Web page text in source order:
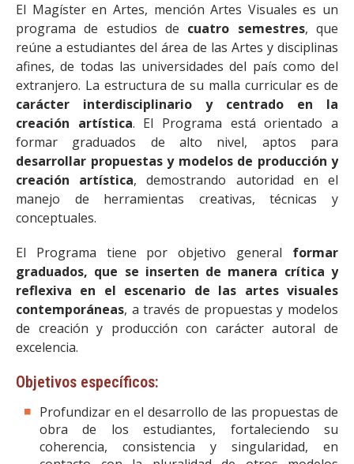
El Magíster en Artes, mención Artes Visuales es un
programa de estudios de cuatro semestres, que
reúne a estudiantes del área de las Artes y disciplinas
afines, de todas las universidades del país como del
extranjero. La estructura de su malla curricular es de
carácter interdisciplinario y centrado en la
creación artística. El Programa está orientado a
formar graduados de alto nivel, aptos para
desarrollar propuestas y modelos de producción y
creación artística, demostrando autoridad en el
manejo de herramientas creativas, técnicas y
conceptuales.
El Programa tiene por objetivo general formar
graduados, que se inserten de manera crítica y
reflexiva en el escenario de las artes visuales
contemporáneas, a través de propuestas y modelos
de creación y producción con carácter autoral de
excelencia.
Objetivos específicos:
Profundizar en el desarrollo de las propuestas de
obra de los estudiantes, fortaleciendo su
coherencia, consistencia y singularidad, en